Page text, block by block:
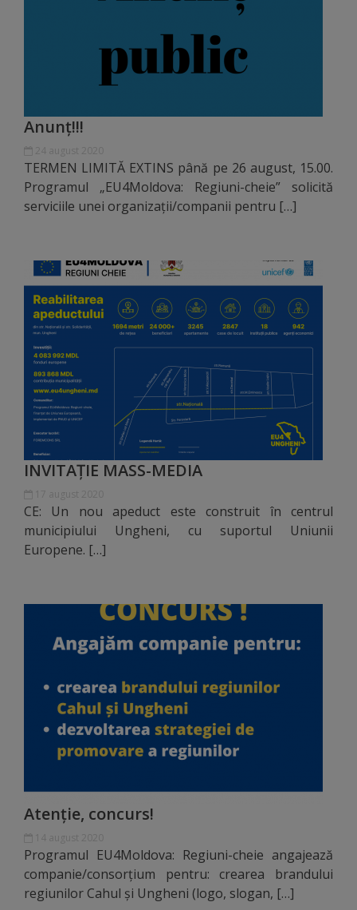
Cetățeni
onoare
Deținători
ai
„Merite
pentru
Ungheni”
Diplome
de
Excelență
Ungheniul
turistic
Obiective
turistice
Sculpturi
(harta
sculpturilor)
Monumente
arhitecturale
Personalități
marcante
Sportivi
de
performanță
Anunț!!!
24 august 2020
TERMEN LIMITĂ EXTINS până pe 26 august, 15.00.
Programul „EU4Moldova: Regiuni-cheie” solicită
serviciile unei organizații/companii pentru […]
INVITAȚIE MASS-MEDIA
17 august 2020
CE: Un nou apeduct este construit în centrul
municipiului Ungheni, cu suportul Uniunii
Europene. […]
Atenție, concurs!
14 august 2020
Programul EU4Moldova: Regiuni-cheie angajează
companie/consorțium pentru: crearea brandului
regiunilor Cahul și Ungheni (logo, slogan, […]